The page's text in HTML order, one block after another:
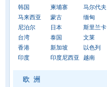
韩国
柬埔寨
马尔代夫
马来西亚
蒙古
缅甸
尼泊尔
日本
斯里兰卡
台湾
泰国
文莱
香港
新加坡
以色列
印度
印度尼西亚 越南
欧 洲